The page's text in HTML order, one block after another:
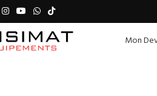
Mon